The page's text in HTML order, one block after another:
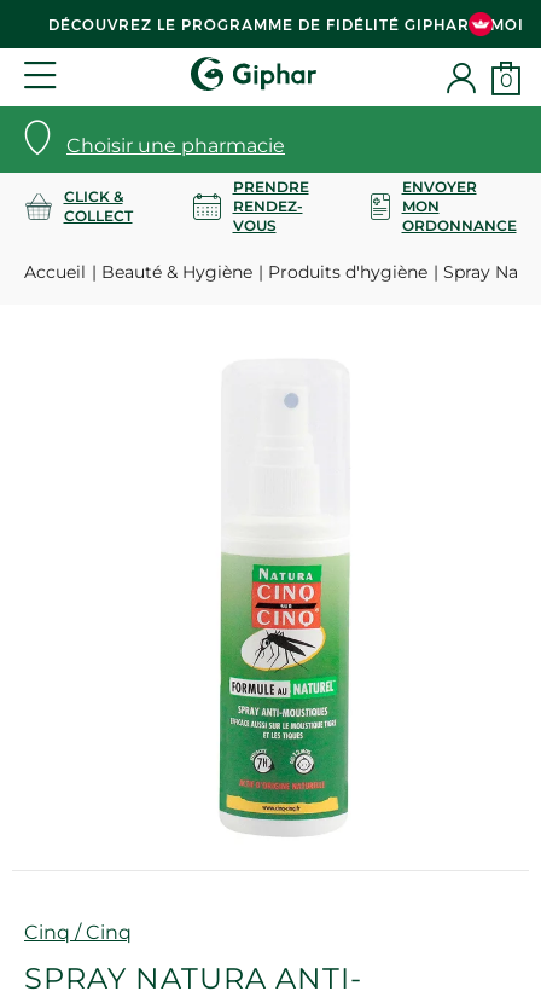
DÉCOUVREZ LE PROGRAMME DE FIDÉLITÉ GIPHAR & MOI
Choisir une pharmacie
0
CLICK &
COLLECT
PRENDRE
RENDEZ-
VOUS
ENVOYER
MON
ORDONNANCE
Accueil Beauté & Hygiène Produits d'hygiène Spray
Marque
Cinq / Cinq
SPRAY NATURA ANTI-